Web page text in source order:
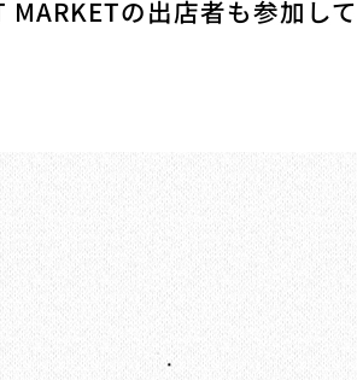
の出店者も参加し